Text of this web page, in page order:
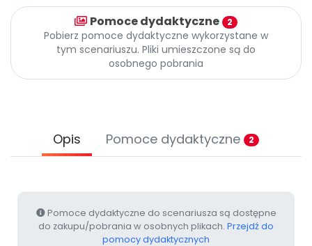
Archiwalne numery
Pomoc
PromocjePomoce dydaktyczne 2
Pobierz pomoce dydaktyczne wykorzystane w
tym scenariuszu. Pliki umieszczone są do
osobnego pobrania
Opis Pomoce dydaktyczne 2
Pomoce dydaktyczne do scenariusza są dostępne
do zakupu/pobrania w osobnych plikach. Przejdź do
pomocy dydaktycznych